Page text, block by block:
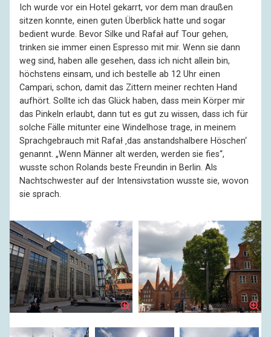
Ich wurde vor ein Hotel gekarrt, vor dem man draußen
sitzen konnte, einen guten Überblick hatte und sogar
bedient wurde. Bevor Silke und Rafał auf Tour gehen,
trinken sie immer einen Espresso mit mir. Wenn sie dann
weg sind, haben alle gesehen, dass ich nicht allein bin,
höchstens einsam, und ich bestelle ab 12 Uhr einen
Campari, schon, damit das Zittern meiner rechten Hand
aufhört. Sollte ich das Glück haben, dass mein Körper mir
das Pinkeln erlaubt, dann tut es gut zu wissen, dass ich für
solche Fälle mitunter eine Windelhose trage, in meinem
Sprachgebrauch mit Rafał ‚das anstandshalbere Höschen‘
genannt. „Wenn Männer alt werden, werden sie fies“,
wusste schon Rolands beste Freundin in Berlin. Als
Nachtschwester auf der Intensivstation wusste sie, wovon
sie sprach.